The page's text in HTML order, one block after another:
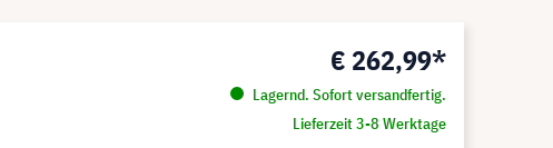
€ 262,99*
Lagernd. Sofort versandfertig.
Lieferzeit 3-8 Werktage